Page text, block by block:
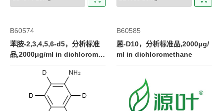
B60574
苯胺-2,3,4,5,6-d5，分析标准
品,2000μg/ml in dichloromet
hane
B60585
蒽-D10，分析标准品,2000μg/
ml in dichloromethane